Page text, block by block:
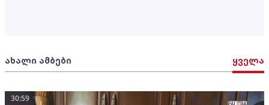
ახალი ამბები ყველა
30:59